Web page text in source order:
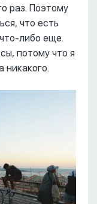
раз. Поэтому
что есть
либо еще.
потому что я
никакого.